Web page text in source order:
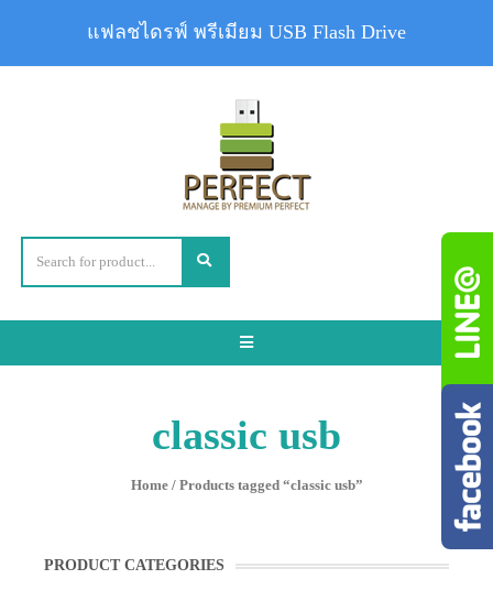
Toggle
classic usb
Home/ Products tagged “classic usb”
PRODUCT CATEGORIES
แฟลชไดรฟ์ พรีเมียม USB Flash Drive